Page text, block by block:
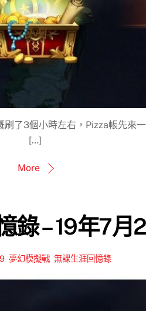
了3個小時左右，Pizza帳先來
[…]
More
錄 – 19年7月
,夢幻模擬戰 ,無課生涯回憶錄